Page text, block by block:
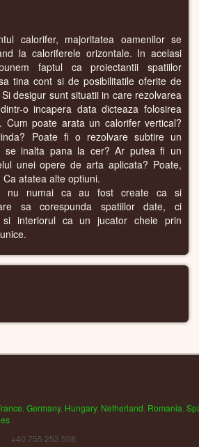
calorifer, majoritatea oamenilor se
la caloriferele orizontale. In acelasi
faptul ca proiectantii spatiilor
tina cont si de posibilitatile oferite de
desigur sunt situatii in care rezolvarea
o incapera data dicteaza folosirea
Cum poate arata un calorifer vertical?
Poate fi o rezolvare subtire un
se inalta pana la cer? Ar putea fi un
unei opere de arta aplicata? Poate,
atatea alte optiuni.
nu numai ca au fost create ca si
sa corespunda spatiilor date, ci
si interiorul ca un jucator cheie prin
Germany, Hungary, Netherland Romania
+40 755 253 508